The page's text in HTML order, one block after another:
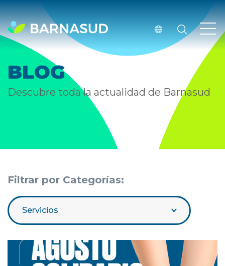
BLOG
Descubre toda la actualidad de Barnasud
Filtrar por Categorías:
Servicios